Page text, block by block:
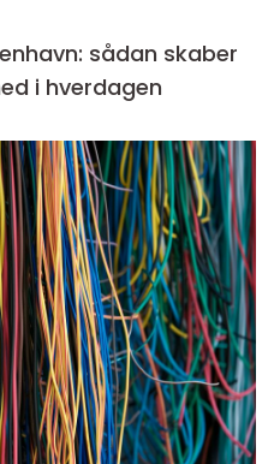
sådan skaber
i hverdagen